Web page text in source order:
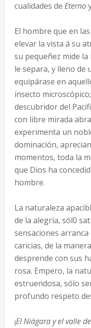
cualidades de Eterno
El hombre que en
elevar la vista á su
su pequeñez mide
le separa, y lleno
equipárase en
insecto
descubridor del
con libre mirada
experimenta un
dominación,
momentos, toda la
que Dios ha
hombre.
La naturaleza
de la alegría, sól0
sensaciones
caricias, de la
desprende con sus
rosa. Empero, la
estruendosa, sólo
profundo respeto
¡El Niágara y el valle